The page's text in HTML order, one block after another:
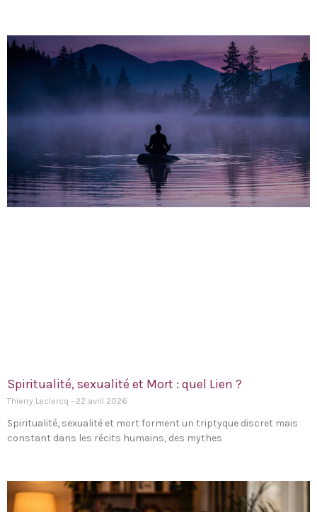
Spiritualité, sexualité et Mort : quel Lien ?
Thierry Leclercq 22 avril 2026
Spiritualité, sexualité et mort forment un triptyque discret mais
constant dans les récits humains, des mythes